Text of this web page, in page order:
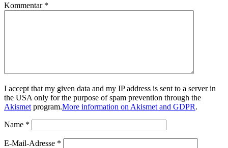
Kommentar *
I accept that my given data and my IP address is sent to a server in
the USA only for the purpose of spam prevention through the
Akismet program.More information on Akismet and GDPR.
Name *
E-Mail-Adresse *